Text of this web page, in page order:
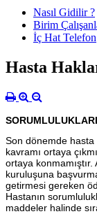
Nasıl Gidilir ?
Birim
İç Hat Telefon
Hasta
Son dönemde hasta
kavramı ortaya
ortaya
kuruluşuna
getirmesi gereken
Hastanın
maddeler halinde